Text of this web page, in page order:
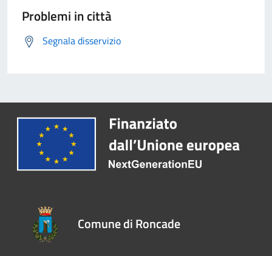
Problemi in città
Segnala disservizio
Comune di Roncade